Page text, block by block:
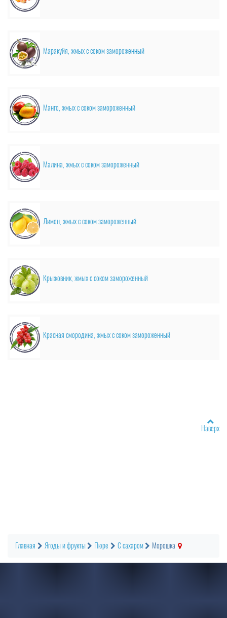
Маракуйя, жмых с соком замороженный
Манго, жмых с соком замороженный
Малина, жмых с соком замороженный
Лимон, жмых с соком замороженный
Крыжовник, жмых с соком замороженный
Красная смородина, жмых с соком замороженный
Наверх
Главная Ягоды и фрукты Пюре С сахаром Морошка